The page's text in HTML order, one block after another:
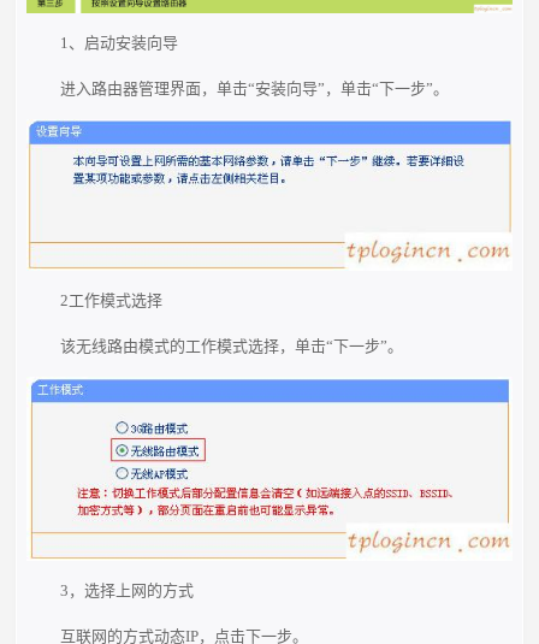
1、启动安装向导
进入路由器管理界面，单击“安装向导”，单击“下一步”。
2工作模式选择
该无线路由模式的工作模式选择，单击“下一步”。
3，选择上网的方式
互联网的方式动态IP，点击下一步。